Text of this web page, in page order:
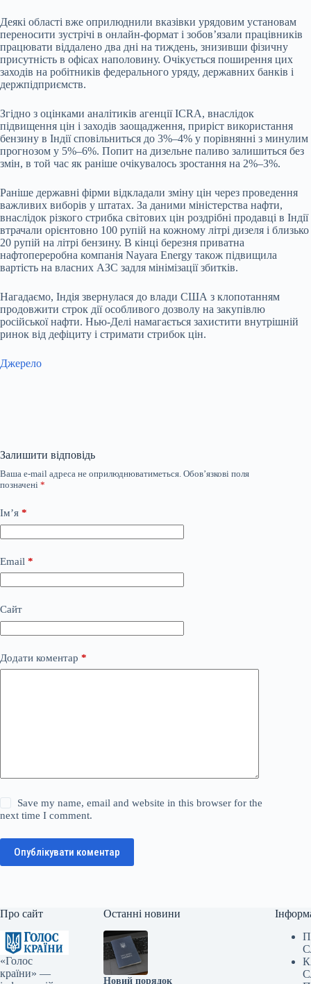
Деякі області вже оприлюднили вказівки урядовим установам
переносити зустрічі в онлайн-формат і зобов’язали працівників
працювати віддалено два дні на тиждень, знизивши фізичну
присутність в офісах наполовину. Очікується поширення цих
заходів на робітників федерального уряду, державних банків і
держпідприємств.
Згідно з оцінками аналітиків агенції ICRA, внаслідок
підвищення цін і заходів заощадження, приріст використання
бензину в Індії сповільниться до 3%–4% у порівнянні з минулим
прогнозом у 5%–6%. Попит на дизельне паливо залишиться без
змін, в той час як раніше очікувалось зростання на 2%–3%.
Раніше державні фірми відкладали зміну цін через проведення
важливих виборів у штатах. За даними міністерства нафти,
внаслідок різкого стрибка світових цін роздрібні продавці в Індії
втрачали орієнтовно 100 рупій на кожному літрі дизеля і близько
20 рупій на літрі бензину. В кінці березня приватна
нафтопереробна компанія Nayara Energy також підвищила
вартість на власних АЗС задля мінімізації збитків.
Нагадаємо, Індія звернулася до влади США з клопотанням
продовжити строк дії особливого дозволу на закупівлю
російської нафти. Нью-Делі намагається захистити внутрішній
ринок від дефіциту і стримати стрибок цін.
Джерело
Залишити відповідь
Ваша e-mail адреса не оприлюднюватиметься. Обов’язкові поля
позначені *
Ім’я *
Email *
Сайт
Додати коментар *
Save my name, email and website in this browser for the
next time I comment.
Опублікувати коментар
Про сайт
«Голос
країни» —
Останні новини
Новий порядок